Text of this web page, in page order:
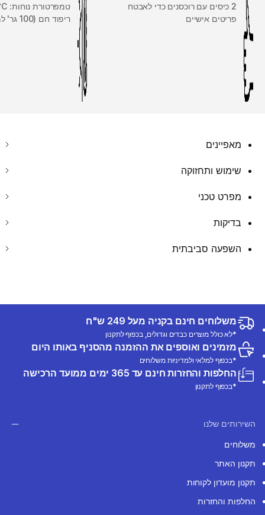
2 כיסים עם רוכסנים כדי לאבטח
פריטים אישיים
ריפוד חם (100 גר' למ"ר).
מאפיינים
שימוש ותחזוקה
מפרט טכני
בדיקות
השפעה סביבתית
משלוחים חינם בקניה מעל 249 ש"ח
*לא כולל מוצרים כבדים וגדולים, בכפוף לתקנון
מזמינים ואוספים את ההזמנה מהסניף באותו היום
*בכפוף למלאי ולמדיניות משלוחים
החלפות והחזרות חינם עד 365 ימים ממועד הרכישה
*בכפוף לתקנון
השירותים שלנו
משלוחים
תקנון האתר
תקנון מועדון לקוחות
החלפות והחזרות